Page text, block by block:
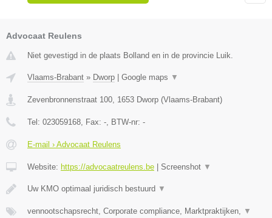
Advocaat Reulens
Niet gevestigd in de plaats Bolland en in de provincie Luik.
Vlaams-Brabant » Dworp Google maps ▼
Zevenbronnenstraat 100 1653 Dworp (Vlaams-Brabant)
Tel: 023059168 , Fax: - , BTW-nr: -
E-mail › Advocaat Reulens
Website: https://advocaatreulens.be Screenshot ▼
Uw KMO optimaal juridisch bestuurd ▼
vennootschapsrecht, Corporate compliance, Marktpraktijken, ▼